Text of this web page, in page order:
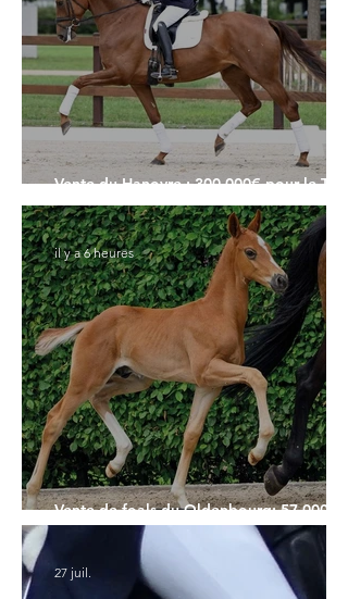
Vente du Hanovre : 300.000€ pour le Top
Price
Vente de foals du Oldenbourg: 57.000€
pour le Top Price
il y a 6 heures
27 juil.